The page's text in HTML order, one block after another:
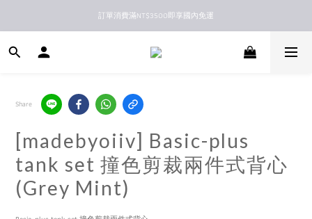
新馬港澳順豐到付配送
訂單消費滿NT$3500即享國內免運
新馬港澳順豐到付配送
Share
[madebyoiiv] Basic-plus
tank set 撞色剪裁兩件式背心
(Grey Mint)